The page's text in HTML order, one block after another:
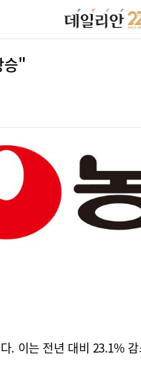
승"
. 이는 전년 대비 23.1%